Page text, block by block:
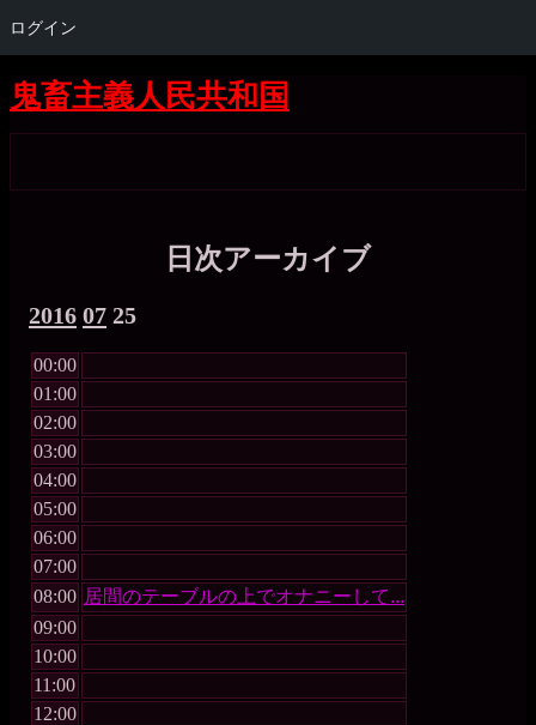
ログイン
コ
ン
テ
ツ
Skip
to
SEARCH-
Skip
to
GTRANSLATE-
Skip
to
RECENT-
Skip
to
CATEGORIES-
Skip
to
BLOCK-
Skip
to
WP_STATISTICS_WIDGET-
Skip
to
META-
Skip
to
BLOCK-
Skip
to
BLOCK-
Skip
to
BLOCK-
Skip
to
QUICK-
5
Skip
to
BLOCK-
Skip
to
BLOCK-
Skip
to
BLOCK-
Skip
to
TAG_CLOUD-
Skip
to
BLOCK-
鬼畜主義人民共和国
日次アーカイブ
2016 07 25
00:00
01:00
02:00
03:00
04:00
05:00
06:00
07:00
08:00 居間のテーブルの上でオナニーして...
09:00
10:00
11:00
12:00